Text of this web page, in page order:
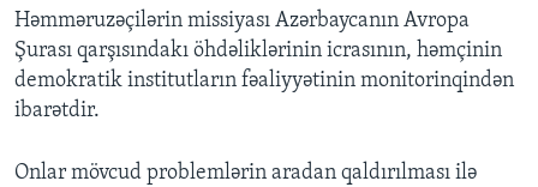
Həmməruzəçilərin missiyası Azərbaycanın Avropa
Şurası qarşısındakı öhdəliklərinin icrasının, həmçinin
demokratik institutların fəaliyyətinin monitorinqindən
ibarətdir.
Onlar mövcud problemlərin aradan qaldırılması ilə